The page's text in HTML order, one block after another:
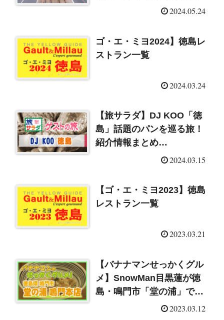
とめ（2024/5/25）2024.05.24
ゴ・エ・ミヨ2024】徳島レ
ストラン一覧
2024.03.24
【旅サラダ】DJ KOO「徳
島」話題のパンを巡る旅！
紹介情報まとめ
2024.03.15
【ゴ・エ・ミヨ2023】徳島
レストラン一覧
2023.03.21
【バナナマンせっかくグル
メ】SnowMan目黒蓮が徳
島・鳴門市「堂の浦」で鯛
2023.03.12